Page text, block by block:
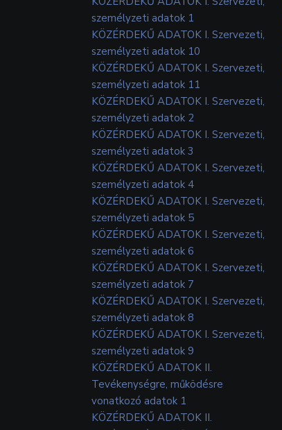
személyzeti adatok 1
KÖZÉRDEKŰ ADATOK I. Szervezeti,
személyzeti adatok 10
KÖZÉRDEKŰ ADATOK I. Szervezeti,
személyzeti adatok 11
KÖZÉRDEKŰ ADATOK I. Szervezeti,
személyzeti adatok 2
KÖZÉRDEKŰ ADATOK I. Szervezeti,
személyzeti adatok 3
KÖZÉRDEKŰ ADATOK I. Szervezeti,
személyzeti adatok 4
KÖZÉRDEKŰ ADATOK I. Szervezeti,
személyzeti adatok 5
KÖZÉRDEKŰ ADATOK I. Szervezeti,
személyzeti adatok 6
KÖZÉRDEKŰ ADATOK I. Szervezeti,
személyzeti adatok 7
KÖZÉRDEKŰ ADATOK I. Szervezeti,
személyzeti adatok 8
KÖZÉRDEKŰ ADATOK I. Szervezeti,
személyzeti adatok 9
KÖZÉRDEKŰ ADATOK II.
Tevékenységre, működésre
vonatkozó adatok 1
KÖZÉRDEKŰ ADATOK II.